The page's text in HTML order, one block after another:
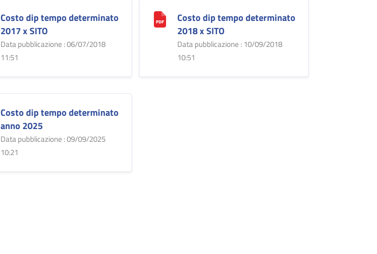
Costo dip tempo determinato
2017 x SITO
Data pubblicazione : 06/07/2018
11:51
Costo dip tempo determinato
2018 x SITO
Data pubblicazione : 10/09/2018
10:51
Costo dip tempo determinato
anno 2025
Data pubblicazione : 09/09/2025
10:21